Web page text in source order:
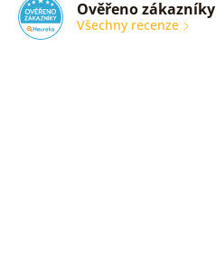
Ověřeno zákazníky
Všechny recenze